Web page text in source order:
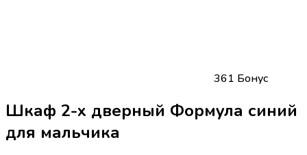
361 Бонус
Шкаф 2-х дверный Формула синий
для мальчика